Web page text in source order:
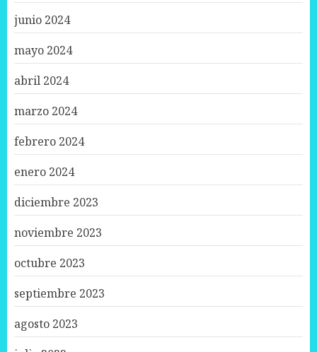
junio 2024
mayo 2024
abril 2024
marzo 2024
febrero 2024
enero 2024
diciembre 2023
noviembre 2023
octubre 2023
septiembre 2023
agosto 2023